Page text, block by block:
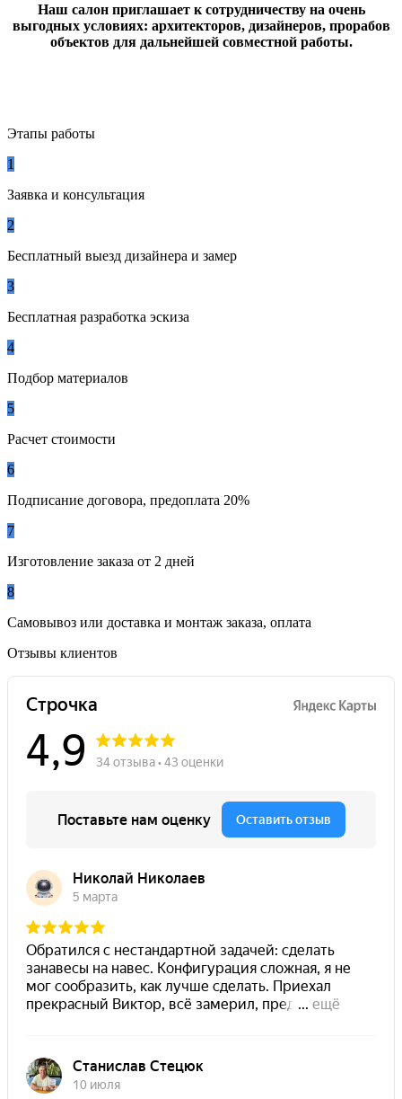
Наш салон приглашает к сотрудничеству на очень
выгодных условиях: архитекторов, дизайнеров, прорабов
объектов для дальнейшей совместной работы.
Этапы работы
1
Заявка и консультация
2
Бесплатный выезд дизайнера и замер
3
Бесплатная разработка эскиза
4
Подбор материалов
5
Расчет стоимости
6
Подписание договора, предоплата 20%
7
Изготовление заказа от 2 дней
8
Самовывоз или доставка и монтаж заказа, оплата
Отзывы клиентов